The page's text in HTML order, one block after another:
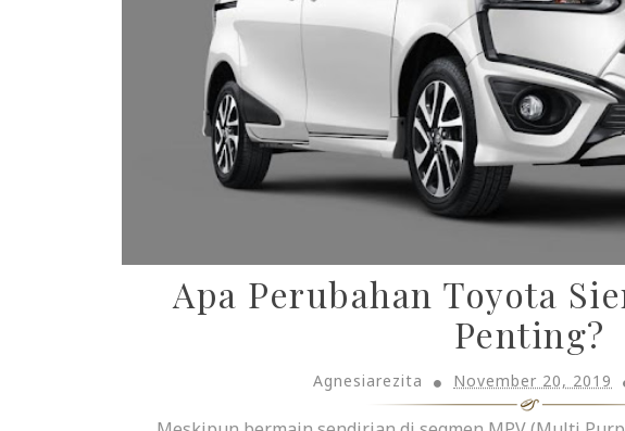
Apa Perubahan Toyota
Penting?
Agnesiarezita November 20, 2019